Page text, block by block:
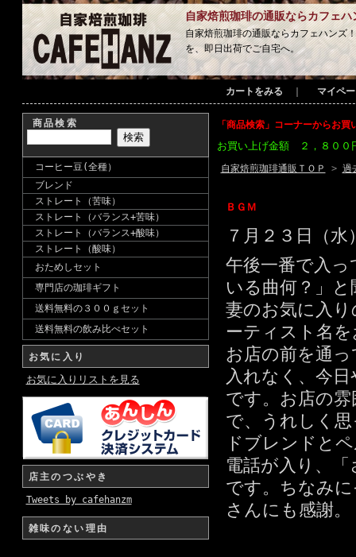
自家焙煎珈琲の通販ならカフェハ
自家焙煎珈琲の通販ならカフェハンズ
を、即日出荷でご自宅へ。
カートをみる マイペ
商品検索
コーヒー豆(全種）
ブレンド
ストレート（苦味）
ストレート（バランス+苦味）
ストレート（バランス+酸味）
ストレート（酸味）
おためしセット
専門店の珈琲ギフト
送料無料の３００ｇセット
送料無料の飲み比べセット
お気に入り
お気に入りリストを見る
店主のつぶやき
Tweets by cafehanzm
雑味のない理由
「商品検索」コーナーからお買
お買い上げ金額 ２，８００
自家焙煎珈琲通販ＴＯＰ > 過
ＢＧＭ
７月２３日（水
午後一番で入
いる曲何？」
妻のお気に入
ーティスト名
お店の前を通
入れなく、今
です。お店の
で、うれしく
ドブレンドと
電話が入り、
です。ちなみ
さんにも感謝。